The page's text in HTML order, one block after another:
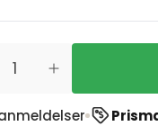
Prismatch- Vi